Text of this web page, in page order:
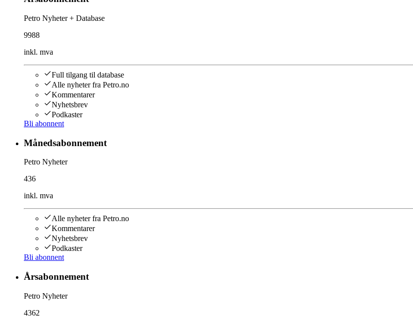
Petro Nyheter + Database
9988
inkl. mva
Full tilgang til database
Alle nyheter fra Petro.no
Kommentarer
Nyhetsbrev
Podkaster
Bli abonnent
Månedsabonnement
Petro Nyheter
436
inkl. mva
Alle nyheter fra Petro.no
Kommentarer
Nyhetsbrev
Podkaster
Bli abonnent
Årsabonnement
Petro Nyheter
4362